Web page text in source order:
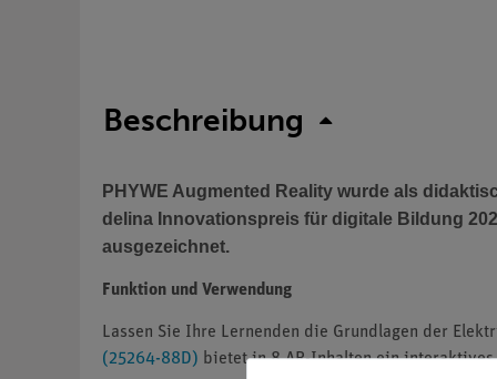
Beschreibung
PHYWE Augmented Reality wurde als
delina Innovationspreis für digitale Bildung
ausgezeichnet.
Funktion und Verwendung
Lassen Sie Ihre Lernenden die Grundlagen der
(25264-88D) bietet in 8 AR-Inhalten ein